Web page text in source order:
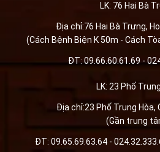
LK: 76 Hai Bà
Địa chỉ:76 Hai Bà Trưng,
(Cách Bệnh Biện K 50m - Cách
ĐT: 09.66.60.61.69 -
LK: 23 Phố
Địa chỉ:23 Phố Trung Hòa,
(Gần trung
ĐT: 09.65.69.63.64 -